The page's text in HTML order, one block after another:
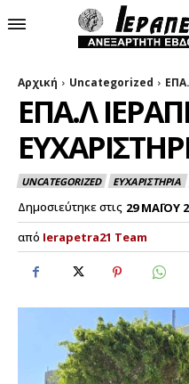
Αρχική Uncategorized
ΕΠΑ.Λ
UNCATEGORIZED ΕΥΧΑΡΙΣΤΗΡΙΑ
Δημοσιεύτηκε στις 29 ΜΑΪΟΥ
από Ierapetra21 Team